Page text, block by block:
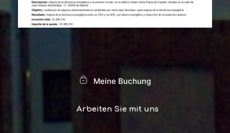
Meine Buchung
Arbeiten Sie mit uns